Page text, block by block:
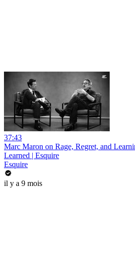
37:43
Marc Maron on Rage, Regret, and
Learned | Esquire
Esquire
il y a 9 mois